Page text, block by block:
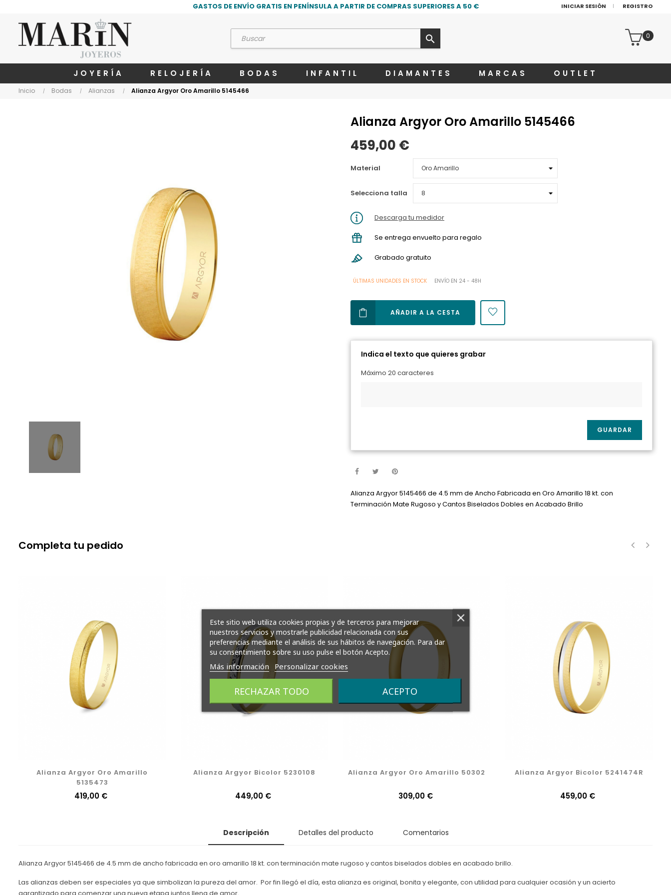
GASTOS DE ENVÍO GRATIS EN PENÍNSULA A PARTIR DE COMPRAS SUPERIORES A 50 € INICIAR SESIÓN REGISTRO
search 0
JOYERÍA RELOJERÍA BODAS INFANTIL DIAMANTES MARCAS OUTLET
Inicio Bodas Alianzas Alianza Argyor Oro Amarillo 5145466
Alianza Argyor Oro Amarillo 5145466
459,00 €
Material
Selecciona talla
Descarga tu medidor
Se entrega envuelto para regalo
Grabado gratuito
ÚLTIMAS UNIDADES EN STOCK ENVÍO EN 24 - 48H
AÑADIR A LA CESTA
Indica el texto que quieres grabar
Máximo 20 caracteres
GUARDAR
Alianza Argyor 5145466 de 4.5 mm de Ancho Fabricada en Oro Amarillo 18 kt. con
Terminación Mate Rugoso y Cantos Biselados Dobles en Acabado Brillo
Completa tu pedido
Alianza Argyor Oro Amarillo
5135473
Precio
419,00 €
Alianza Argyor Bicolor 5230108
Precio
449,00 €
Alianza Argyor Oro Amarillo 50302
Precio
309,00 €
Alianza Argyor Bicolor 5241474R
Precio
459,00 €
Descripción Detalles del producto Comentarios
Alianza Argyor 5145466 de 4.5 mm de ancho fabricada en oro amarillo 18 kt. con terminación mate rugoso y cantos biselados dobles en acabado brillo.
Las alianzas deben ser especiales ya que simbolizan la pureza del amor. Por fin llegó el día, esta alianza es original, bonita y elegante, con utilidad para cualquier ocasión y un acierto
Este sitio web utiliza cookies propias y de terceros para mejorar
nuestros servicios y mostrarle publicidad relacionada con sus
preferencias mediante el análisis de sus hábitos de navegación. Para dar
su consentimiento sobre su uso pulse el botón Acepto.
Más información Personalizar cookies
RECHAZAR TODO ACEPTO